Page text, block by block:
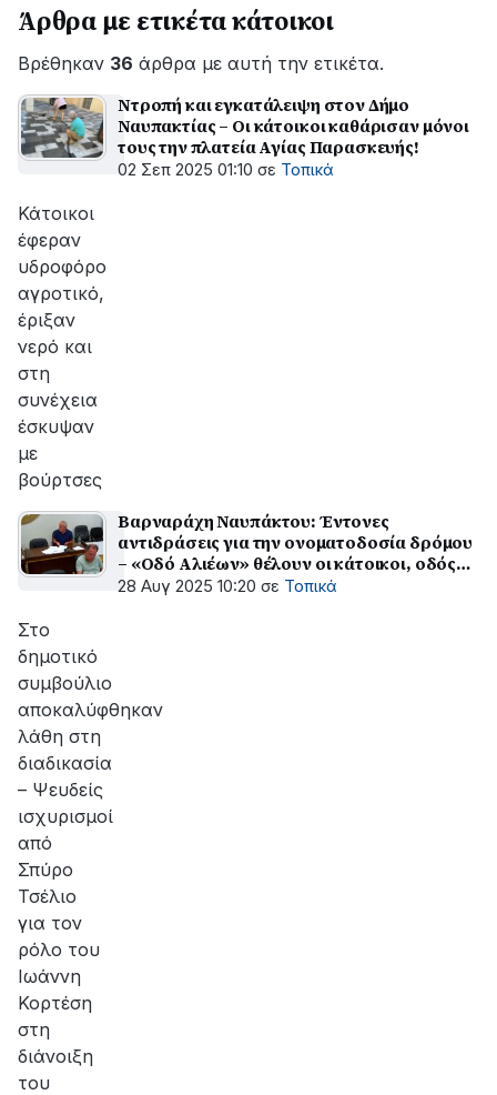
εξέλιξη
οι
εργασίες
ΔΕΔΔΗΕ
για
την
της
βλάβης
Άρθρα με ετικέτα κάτοικοι
Βρέθηκαν 36 άρθρα με αυτή την ετικέτα.
Ντροπή και εγκατάλειψη στον Δήμο
Ναυπακτίας – Οι κάτοικοι καθάρισαν μόνοι
τους την πλατεία Αγίας Παρασκευής!
02 Σεπ 2025 01:10 σε Τοπικά
Κάτοικοι
έφεραν
υδροφόρο
αγροτικό,
έριξαν
νερό και
στη
συνέχεια
έσκυψαν
με
βούρτσες
Βαρναράχη Ναυπάκτου: Έντονες
αντιδράσεις για την ονοματοδοσία δρόμου
– «Οδό Αλιέων» θέλουν οι κάτοικοι, οδός
«Ιωάννου Κορτέση» οι συγγενείς
28 Αυγ 2025 10:20 σε Τοπικά
Στο
δημοτικό
συμβούλιο
αποκαλύφθηκαν
λάθη στη
διαδικασία
– Ψευδείς
ισχυρισμοί
από
Σπύρο
Τσέλιο
για τον
ρόλο του
Ιωάννη
Κορτέση
στη
διάνοιξη
του